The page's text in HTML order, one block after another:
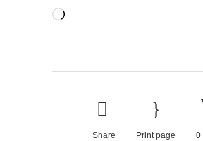
Cargando...
Share Print page 0